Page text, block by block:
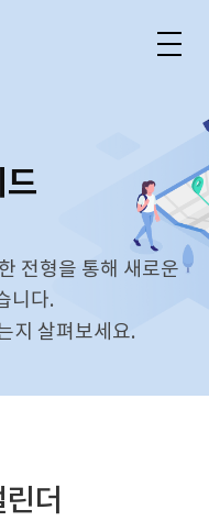
전형을 통해 새로운
니다.
지 살펴보세요.
더